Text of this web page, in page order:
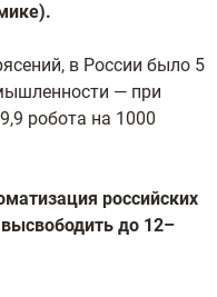
в России было 5
— при
робота на 1000
российских
до 12–